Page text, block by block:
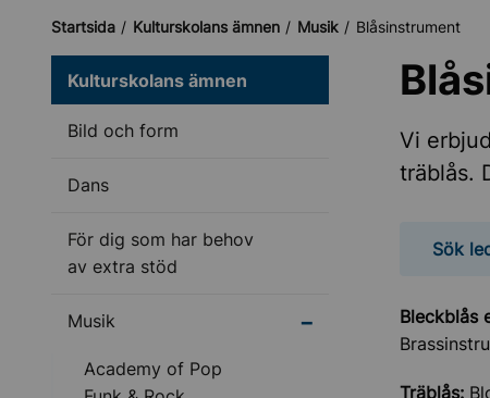
Startsida Kulturskolans ämnen Musik Blåsinstrument
Kulturskolans ämnen
Bild och form
Dans
För dig som har behov
av extra stöd
Musik Undermeny för Musik
Academy of Pop
Vi
träblås.
Sök
Bleckblås
Träblås: